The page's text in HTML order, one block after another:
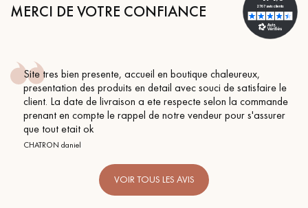
MERCI DE VOTRE CONFIANCE
Site tres bien presente, accueil en boutique chaleureux,
presentation des produits en detail avec souci de satisfaire le
client. La date de livraison a ete respecte selon la commande
prenant en compte le rappel de notre vendeur pour s'assurer
que tout etait ok
CHATRON daniel
VOIR TOUS LES AVIS